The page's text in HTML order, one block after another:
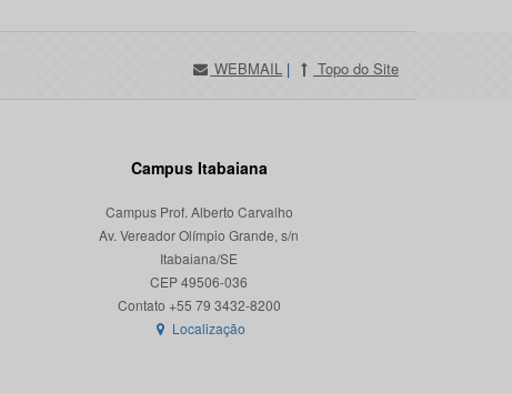
WEBMAIL | Topo do Site
Campus Itabaiana
Campus Prof. Alberto Carvalho
Av. Vereador Olímpio Grande, s/n
Itabaiana/SE
CEP 49506-036
Localização